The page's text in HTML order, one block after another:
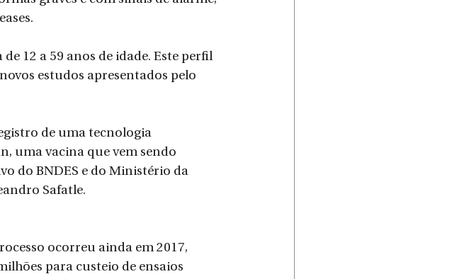
12 a 59 anos de idade. Este perfil
estudos apresentados pelo
de uma tecnologia
uma vacina que vem sendo
do BNDES e do Ministério da
Safatle.
ocorreu ainda em 2017,
para custeio de ensaios